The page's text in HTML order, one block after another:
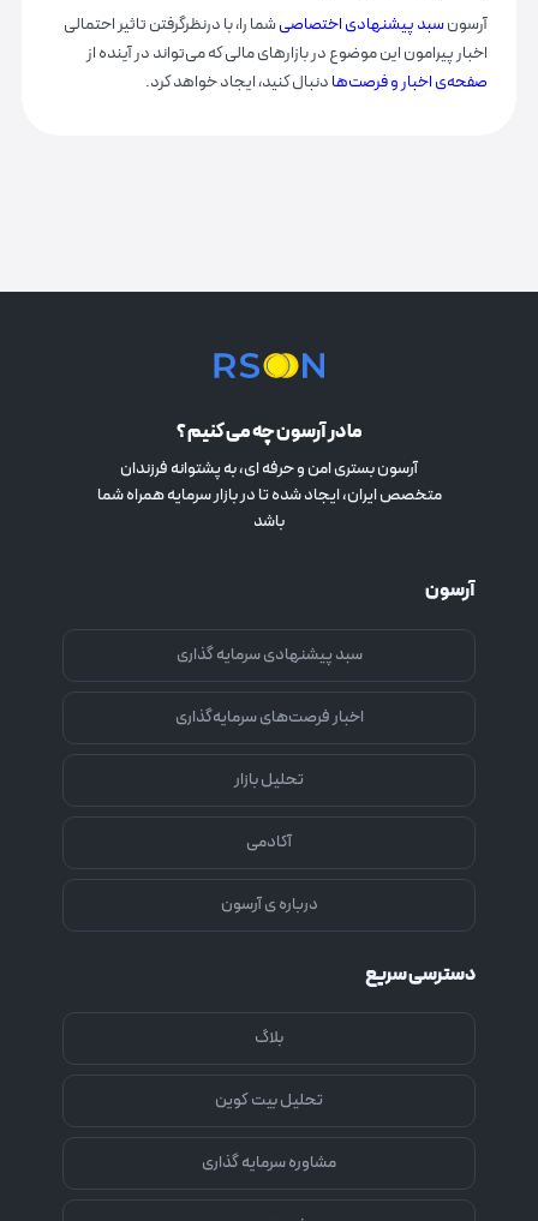
آرسونسبد پیشنهادی اختصاصیشما را، با درنظرگرفتن تاثیر احتمالی
اخبار پیرامون این موضوع در بازارهای مالی که می‌تواند در آینده از
صفحه‌ی اخبار و فرصت‌هادنبال کنید، ایجاد خواهد کرد.
ما در آرسون چه می کنیم ؟
آرسون بستری امن و حرفه ای، به پشتوانه فرزندان
متخصص ایران، ایجاد شده تا در بازار سرمایه همراه شما
باشد
آرسون
سبد پیشنهادی سرمایه گذاری
اخبار فرصت‌های سرمایه‌گذاری
تحلیل بازار
آکادمی
درباره ی آرسون
دسترسی سریع
بلاگ
تحلیل بیت کوین
مشاوره سرمایه گذاری